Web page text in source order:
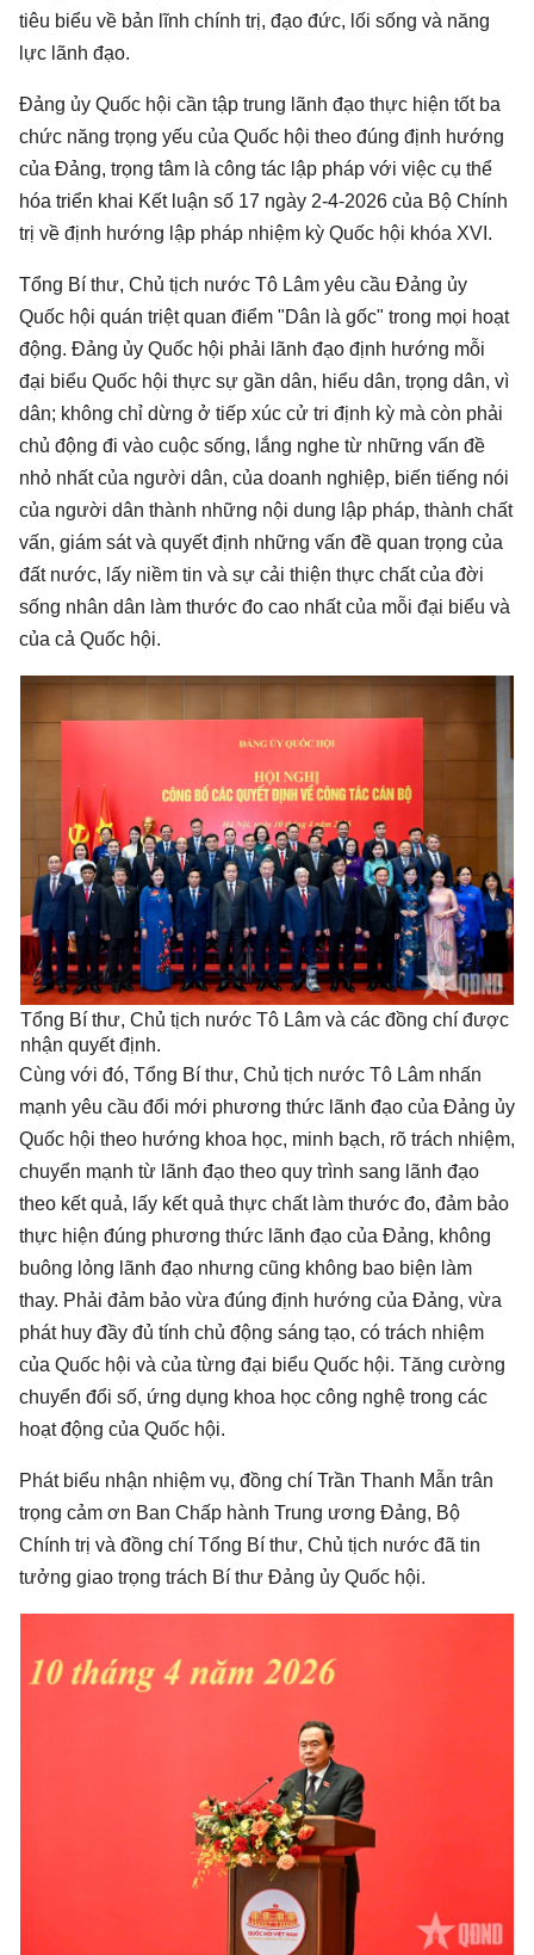
tiêu biểu về bản lĩnh chính trị, đạo đức, lối sống và năng
lực lãnh đạo.
Đảng ủy Quốc hội cần tập trung lãnh đạo thực hiện tốt ba
chức năng trọng yếu của Quốc hội theo đúng định hướng
của Đảng, trọng tâm là công tác lập pháp với việc cụ thể
hóa triển khai Kết luận số 17 ngày 2-4-2026 của Bộ Chính
trị về định hướng lập pháp nhiệm kỳ Quốc hội khóa XVI.
Tổng Bí thư, Chủ tịch nước Tô Lâm yêu cầu Đảng ủy
Quốc hội quán triệt quan điểm "Dân là gốc" trong mọi hoạt
động. Đảng ủy Quốc hội phải lãnh đạo định hướng mỗi
đại biểu Quốc hội thực sự gần dân, hiểu dân, trọng dân, vì
dân; không chỉ dừng ở tiếp xúc cử tri định kỳ mà còn phải
chủ động đi vào cuộc sống, lắng nghe từ những vấn đề
nhỏ nhất của người dân, của doanh nghiệp, biến tiếng nói
của người dân thành những nội dung lập pháp, thành chất
vấn, giám sát và quyết định những vấn đề quan trọng của
đất nước, lấy niềm tin và sự cải thiện thực chất của đời
sống nhân dân làm thước đo cao nhất của mỗi đại biểu và
của cả Quốc hội.
Tổng Bí thư, Chủ tịch nước Tô Lâm và các đồng chí được
nhận quyết định.
Cùng với đó, Tổng Bí thư, Chủ tịch nước Tô Lâm nhấn
mạnh yêu cầu đổi mới phương thức lãnh đạo của Đảng ủy
Quốc hội theo hướng khoa học, minh bạch, rõ trách nhiệm,
chuyển mạnh từ lãnh đạo theo quy trình sang lãnh đạo
theo kết quả, lấy kết quả thực chất làm thước đo, đảm bảo
thực hiện đúng phương thức lãnh đạo của Đảng, không
buông lỏng lãnh đạo nhưng cũng không bao biện làm
thay. Phải đảm bảo vừa đúng định hướng của Đảng, vừa
phát huy đầy đủ tính chủ động sáng tạo, có trách nhiệm
của Quốc hội và của từng đại biểu Quốc hội. Tăng cường
chuyển đổi số, ứng dụng khoa học công nghệ trong các
hoạt động của Quốc hội.
Phát biểu nhận nhiệm vụ, đồng chí Trần Thanh Mẫn trân
trọng cảm ơn Ban Chấp hành Trung ương Đảng, Bộ
Chính trị và đồng chí Tổng Bí thư, Chủ tịch nước đã tin
tưởng giao trọng trách Bí thư Đảng ủy Quốc hội.